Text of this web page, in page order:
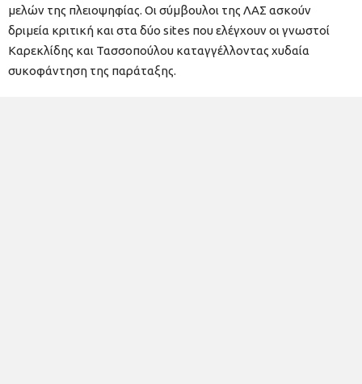
μελών της πλειοψηφίας. Οι σύμβουλοι της ΛΑΣ ασκούν
δριμεία κριτική και στα δύο sites που ελέγχουν οι γνωστοί
Καρεκλίδης και Τασσοπούλου καταγγέλλοντας χυδαία
συκοφάντηση της παράταξης.